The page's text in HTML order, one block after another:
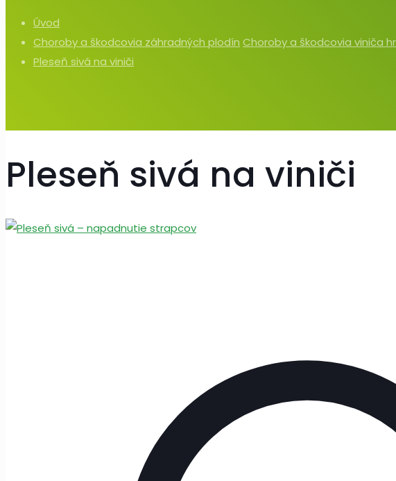
Úvod
Choroby a škodcovia záhradných plodín Choroby a škodcovia viniča
Pleseň sivá na viniči
Pleseň sivá na viniči